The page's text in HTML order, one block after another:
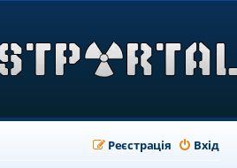
Вхід
Реєстрація